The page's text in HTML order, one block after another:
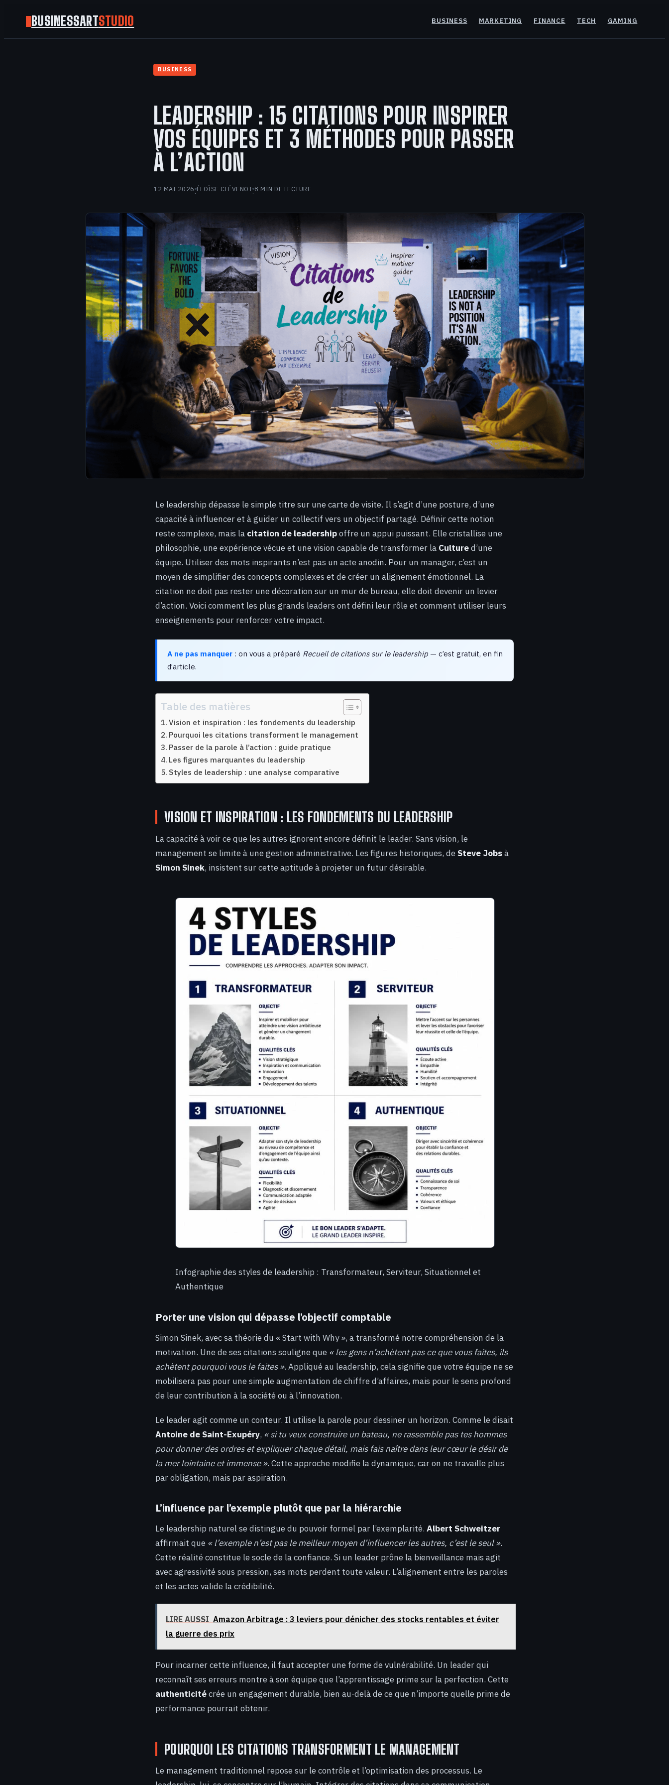
BUSINESSARTSTUDIO BUSINESS MARKETING FINANCE TECH GAMING
BUSINESS
LEADERSHIP : 15 CITATIONS POUR INSPIRER
VOS ÉQUIPES ET 3 MÉTHODES POUR PASSER
À L’ACTION
12 MAI 2026·ÉLOÏSE CLÉVENOT·8 MIN DE LECTURE
Le leadership dépasse le simple titre sur une carte de visite. Il s’agit d’une posture, d’une
capacité à influencer et à guider un collectif vers un objectif partagé. Définir cette notion
reste complexe, mais la citation de leadershipoffre un appui puissant. Elle cristallise une
philosophie, une expérience vécue et une vision capable de transformer la Cultured’une
équipe. Utiliser des mots inspirants n’est pas un acte anodin. Pour un manager, c’est un
moyen de simplifier des concepts complexes et de créer un alignement émotionnel. La
citation ne doit pas rester une décoration sur un mur de bureau, elle doit devenir un levier
d’action. Voici comment les plus grands leaders ont défini leur rôle et comment utiliser leurs
enseignements pour renforcer votre impact.
A ne pas manquer : on vous a préparé Recueil de citations sur le leadership— c’est gratuit, en fin
d’article.
Table des matières
Vision et inspiration : les fondements du leadership
Pourquoi les citations transforment le management
Passer de la parole à l’action : guide pratique
Les figures marquantes du leadership
Styles de leadership : une analyse comparative
VISION ET INSPIRATION : LES FONDEMENTS DU LEADERSHIP
La capacité à voir ce que les autres ignorent encore définit le leader. Sans vision, le
management se limite à une gestion administrative. Les figures historiques, deSteve Jobsà
Simon Sinek, insistent sur cette aptitude à projeter un futur désirable.
Infographie des styles de leadership : Transformateur, Serviteur, Situationnel et
Authentique
Porter une vision qui dépasse l’objectif comptable
Simon Sinek, avec sa théorie du « Start with Why », a transformé notre compréhension de la
motivation. Une de ses citations souligne que « les gens n’achètent pas ce que vous faites, ils
achètent pourquoi vous le faites ». Appliqué au leadership, cela signifie que votre équipe ne se
mobilisera pas pour une simple augmentation de chiffre d’affaires, mais pour le sens profond
de leur contribution à la société ou à l’innovation.
Le leader agit comme un conteur. Il utilise la parole pour dessiner un horizon. Comme le disait
Antoine de Saint-Exupéry, « si tu veux construire un bateau, ne rassemble pas tes hommes
pour donner des ordres et expliquer chaque détail, mais fais naître dans leur cœur le désir de
la mer lointaine et immense ». Cette approche modifie la dynamique, car on ne travaille plus
par obligation, mais par aspiration.
L’influence par l’exemple plutôt que par la hiérarchie
Le leadership naturel se distingue du pouvoir formel par l’exemplarité. Albert Schweitzer
affirmait que « l’exemple n’est pas le meilleur moyen d’influencer les autres, c’est le seul ».
Cette réalité constitue le socle de la confiance. Si un leader prône la bienveillance mais agit
avec agressivité sous pression, ses mots perdent toute valeur. L’alignement entre les paroles
et les actes valide la crédibilité.
LIRE AUSSI Amazon Arbitrage : 3 leviers pour dénicher des stocks rentables et éviter
la guerre des prix
Pour incarner cette influence, il faut accepter une forme de vulnérabilité. Un leader qui
reconnaît ses erreurs montre à son équipe que l’apprentissage prime sur la perfection. Cette
authenticitécrée un engagement durable, bien au-delà de ce que n’importe quelle prime de
performance pourrait obtenir.
POURQUOI LES CITATIONS TRANSFORMENT LE MANAGEMENT
Le management traditionnel repose sur le contrôle et l’optimisation des processus. Le